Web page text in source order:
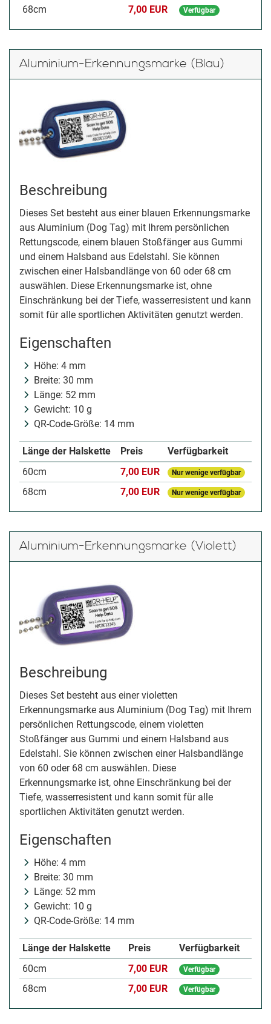
68cm 7,00 EUR Verfügbar
Aluminium-Erkennungsmarke (Blau)
Beschreibung
Dieses Set besteht aus einer blauen Erkennungsmarke
aus Aluminium (Dog Tag) mit Ihrem persönlichen
Rettungscode, einem blauen Stoßfänger aus Gummi
und einem Halsband aus Edelstahl. Sie können
zwischen einer Halsbandlänge von 60 oder 68 cm
auswählen. Diese Erkennungsmarke ist, ohne
Einschränkung bei der Tiefe, wasserresistent und kann
somit für alle sportlichen Aktivitäten genutzt werden.
Eigenschaften
Höhe: 4 mm
Breite: 30 mm
Länge: 52 mm
Gewicht: 10 g
QR-Code-Größe: 14 mm
Länge der Halskette Preis
Verfügbarkeit
60cm
7,00 EUR Nur wenige verfügbar
68cm 7,00 EUR Nur wenige verfügbar
Aluminium-Erkennungsmarke (Violett)
Beschreibung
Dieses Set besteht aus einer violetten
Erkennungsmarke aus Aluminium (Dog Tag) mit Ihrem
persönlichen Rettungscode, einem violetten
Stoßfänger aus Gummi und einem Halsband aus
Edelstahl. Sie können zwischen einer Halsbandlänge
von 60 oder 68 cm auswählen. Diese
Erkennungsmarke ist, ohne Einschränkung bei der
Tiefe, wasserresistent und kann somit für alle
sportlichen Aktivitäten genutzt werden.
Eigenschaften
Höhe: 4 mm
Breite: 30 mm
Länge: 52 mm
Gewicht: 10 g
QR-Code-Größe: 14 mm
Länge der Halskette Preis
Verfügbarkeit
60cm
7,00 EUR Verfügbar
68cm 7,00 EUR Verfügbar